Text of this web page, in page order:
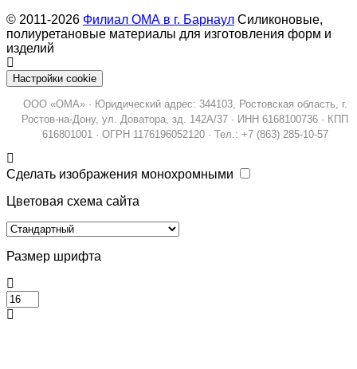
© 2011-2026 Филиал ОМА в г. Барнаул Силиконовые,
полиуретановые материалы для изготовления форм и
изделий
Настройки cookie
ООО «ОМА» · Юридический адрес: 344103, Ростовская область, г.
Ростов-на-Дону, ул. Доватора, зд. 142А/37 · ИНН 6168100736 · КПП
616801001 · ОГРН 1176196052120 · Тел.: +7 (863) 285-10-57
Сделать изображения монохромными
Цветовая схема сайта
Размер шрифта